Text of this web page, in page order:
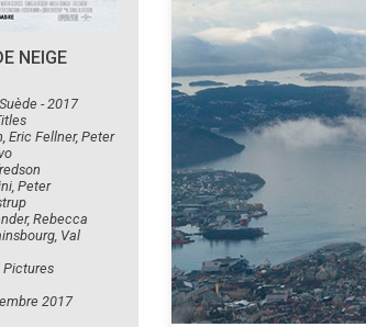
NEIGE
- 2017
Eric Fellner, Peter
Peter
Rebecca
Val
Pictures
2017